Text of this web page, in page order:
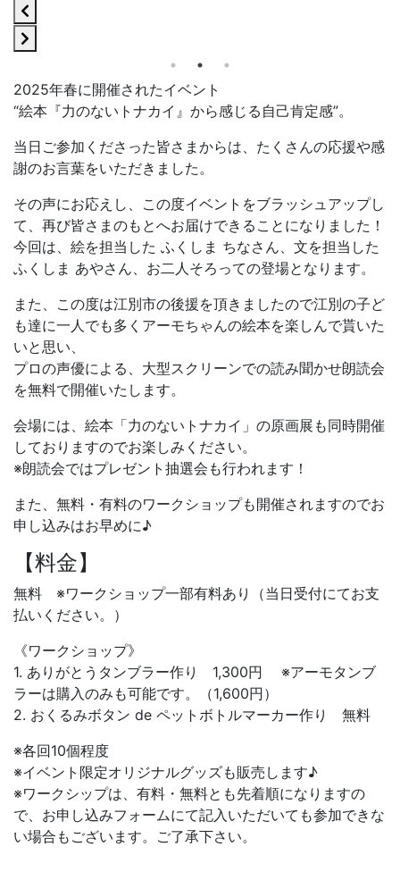
2025年春に開催されたイベント
“絵本『力のないトナカイ』から感じる自己肯定感”。
当日ご参加くださった皆さまからは、たくさんの応援や感
謝のお言葉をいただきました。
その声にお応えし、この度イベントをブラッシュアップし
て、再び皆さまのもとへお届けできることになりました！
今回は、絵を担当した ふくしま ちなさん、文を担当した
ふくしま あやさん、お二人そろっての登場となります。
また、この度は江別市の後援を頂きましたので江別の子ど
も達に一人でも多くアーモちゃんの絵本を楽しんで貰いた
いと思い、
プロの声優による、大型スクリーンでの読み聞かせ朗読会
を無料で開催いたします。
会場には、絵本「力のないトナカイ」の原画展も同時開催
しておりますのでお楽しみください。
※朗読会ではプレゼント抽選会も行われます！
また、無料・有料のワークショップも開催されますのでお
申し込みはお早めに♪
【料金】
無料 ※ワークショップ一部有料あり（当日受付にてお支
払いください。）
《ワークショップ》
1. ありがとうタンブラー作り 1,300円 ※アーモタンブ
ラーは購入のみも可能です。（1,600円）
2. おくるみボタン de ペットボトルマーカー作り 無料
※各回10個程度
※イベント限定オリジナルグッズも販売します♪
※ワークシップは、有料・無料とも先着順になりますの
で、お申し込みフォームにて記入いただいても参加できな
い場合もございます。ご了承下さい。